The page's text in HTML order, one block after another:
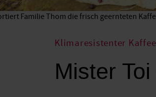
Familie Thom die frisch geernteten
Klimaresistenter Kaffee
Mister